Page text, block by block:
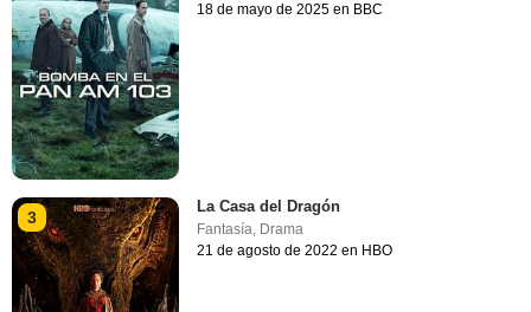
18 de mayo de 2025 en BBC
3
La Casa del Dragón
Fantasía Drama
21 de agosto de 2022 en HBO